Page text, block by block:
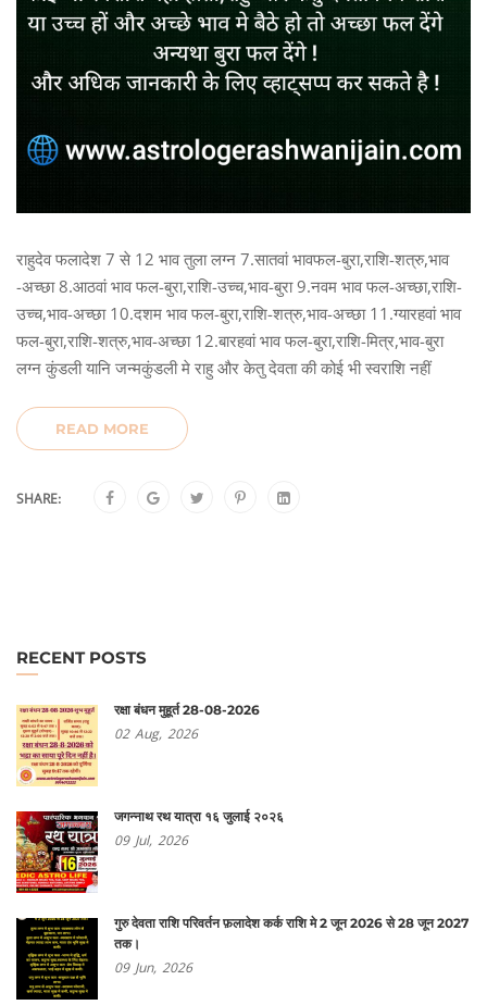
राहुदेव फलादेश 7 से 12 भाव तुला लग्न 7.सातवां भावफल-बुरा,राशि-शत्रु,भाव
-अच्छा 8.आठवां भाव फल-बुरा,राशि-उच्च,भाव-बुरा 9.नवम भाव फल-अच्छा,राशि-
उच्च,भाव-अच्छा 10.दशम भाव फल-बुरा,राशि-शत्रु,भाव-अच्छा 11.ग्यारहवां भाव
फल-बुरा,राशि-शत्रु,भाव-अच्छा 12.बारहवां भाव फल-बुरा,राशि-मित्र,भाव-बुरा
लग्न कुंडली यानि जन्मकुंडली मे राहु और केतु देवता की कोई भी स्वराशि नहीं
READ MORE
SHARE:
RECENT POSTS
रक्षा बंधन मुहूर्त 28-08-2026
02 Aug, 2026
जगन्नाथ रथ यात्रा १६ जुलाई २०२६
09 Jul, 2026
गुरु देवता राशि परिवर्तन फ़लादेश कर्क राशि मे 2 जून 2026 से 28 जून 2027
तक।
09 Jun, 2026